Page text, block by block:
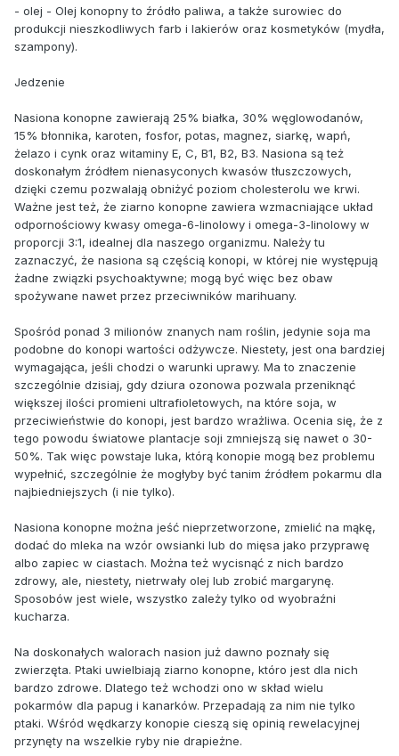
- olej - Olej konopny to źródło paliwa, a także surowiec do
produkcji nieszkodliwych farb i lakierów oraz kosmetyków (mydła,
szampony).
Jedzenie
Nasiona konopne zawierają 25% białka, 30% węglowodanów,
15% błonnika, karoten, fosfor, potas, magnez, siarkę, wapń,
żelazo i cynk oraz witaminy E, C, B1, B2, B3. Nasiona są też
doskonałym źródłem nienasyconych kwasów tłuszczowych,
dzięki czemu pozwalają obniżyć poziom cholesterolu we krwi.
Ważne jest też, że ziarno konopne zawiera wzmacniające układ
odpornościowy kwasy omega-6-linolowy i omega-3-linolowy w
proporcji 3:1, idealnej dla naszego organizmu. Należy tu
zaznaczyć, że nasiona są częścią konopi, w której nie występują
żadne związki psychoaktywne; mogą być więc bez obaw
spożywane nawet przez przeciwników marihuany.
Spośród ponad 3 milionów znanych nam roślin, jedynie soja ma
podobne do konopi wartości odżywcze. Niestety, jest ona bardziej
wymagająca, jeśli chodzi o warunki uprawy. Ma to znaczenie
szczególnie dzisiaj, gdy dziura ozonowa pozwala przeniknąć
większej ilości promieni ultrafioletowych, na które soja, w
przeciwieństwie do konopi, jest bardzo wrażliwa. Ocenia się, że z
tego powodu światowe plantacje soji zmniejszą się nawet o 30-
50%. Tak więc powstaje luka, którą konopie mogą bez problemu
wypełnić, szczególnie że mogłyby być tanim źródłem pokarmu dla
najbiedniejszych (i nie tylko).
Nasiona konopne można jeść nieprzetworzone, zmielić na mąkę,
dodać do mleka na wzór owsianki lub do mięsa jako przyprawę
albo zapiec w ciastach. Można też wycisnąć z nich bardzo
zdrowy, ale, niestety, nietrwały olej lub zrobić margarynę.
Sposobów jest wiele, wszystko zależy tylko od wyobraźni
kucharza.
Na doskonałych walorach nasion już dawno poznały się
zwierzęta. Ptaki uwielbiają ziarno konopne, któro jest dla nich
bardzo zdrowe. Dlatego też wchodzi ono w skład wielu
pokarmów dla papug i kanarków. Przepadają za nim nie tylko
ptaki. Wśród wędkarzy konopie cieszą się opinią rewelacyjnej
przynęty na wszelkie ryby nie drapieżne.